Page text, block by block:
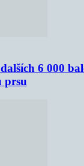
6 000
prsu